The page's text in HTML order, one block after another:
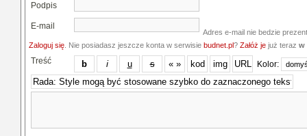
Podpis
E-mail
Adres e-mail nie bedzie
Zaloguj się . Nie posiadasz jeszcze konta w serwisie budnet.pl? Załóż je już teraz w
Treść Kolor: